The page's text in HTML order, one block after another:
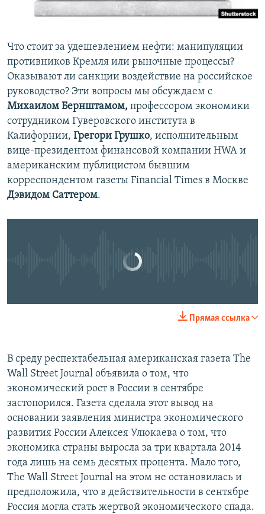
English
Русский
Все сайты Радио Азатутюн
Что стоит за удешевлением нефти: манипуляции
противников Кремля или рыночные процессы?
Оказывают ли санкции воздействие на российское
руководство? Эти вопросы мы обсуждаем с
Михаилом Бернштамом, профессором экономики
сотрудником Гуверовского института в
Калифорнии, Грегори Грушко, исполнительным
вице-президентом финансовой компании HWA и
американским публицистом бывшим
корреспондентом газеты Financial Times в Москве
Дэвидом Саттером.
EMBED SHARE
Сегодня в Америке: российская стагнация и санкции США
byРадио Азатутюн
No media source currently available
Прямая ссылка
В среду респектабельная американская газета The
Wall Street Journal объявила о том, что
экономический рост в России в сентябре
застопорился. Газета сделала этот вывод на
основании заявления министра экономического
развития России Алексея Улюкаева о том, что
экономика страны выросла за три квартала 2014
года лишь на семь десятых процента. Мало того,
The Wall Street Journal на этом не остановилась и
предположила, что в действительности в сентябре
Россия могла стать жертвой экономического спада.